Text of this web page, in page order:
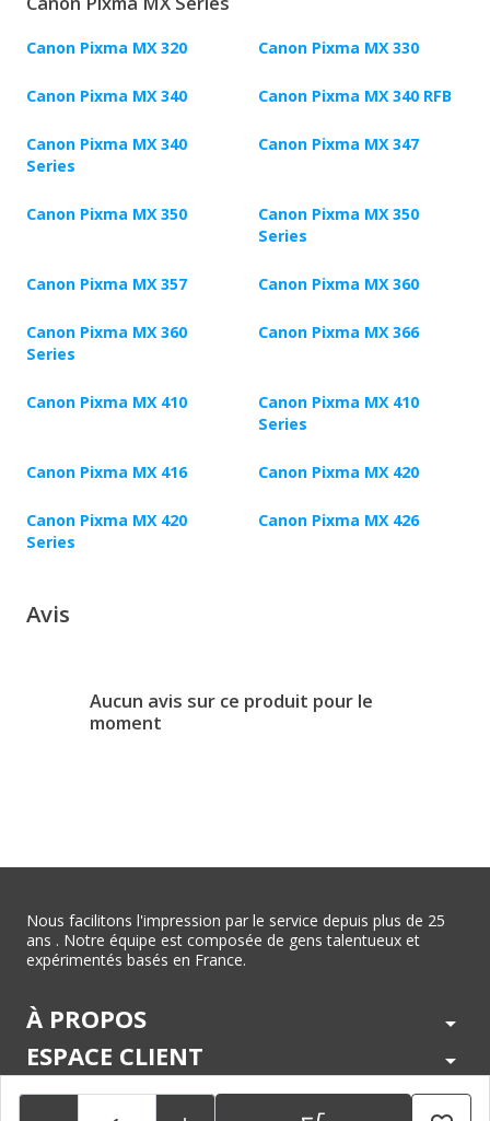
Canon Pixma MX 320 Canon Pixma MX 330
Canon Pixma MX 340 Canon Pixma MX 340 RFB
Canon Pixma MX 340
Series
Canon Pixma MX 347
Canon Pixma MX 350
Canon Pixma MX 350
Series
Canon Pixma MX 357 Canon Pixma MX 360
Canon Pixma MX 360
Series
Canon Pixma MX 366
Canon Pixma MX 410
Canon Pixma MX 410
Series
Canon Pixma MX 416 Canon Pixma MX 420
Canon Pixma MX 420
Series
Canon Pixma MX 426
Avis
Aucun avis sur ce produit pour le
moment
Nous facilitons l'impression par le service depuis plus de 25
ans . Notre équipe est composée de gens talentueux et
expérimentés basés en France.
À PROPOS arrow_drop_down
ESPACE CLIENT arrow_drop_down
CENTRE D'AIDE arrow_drop_down